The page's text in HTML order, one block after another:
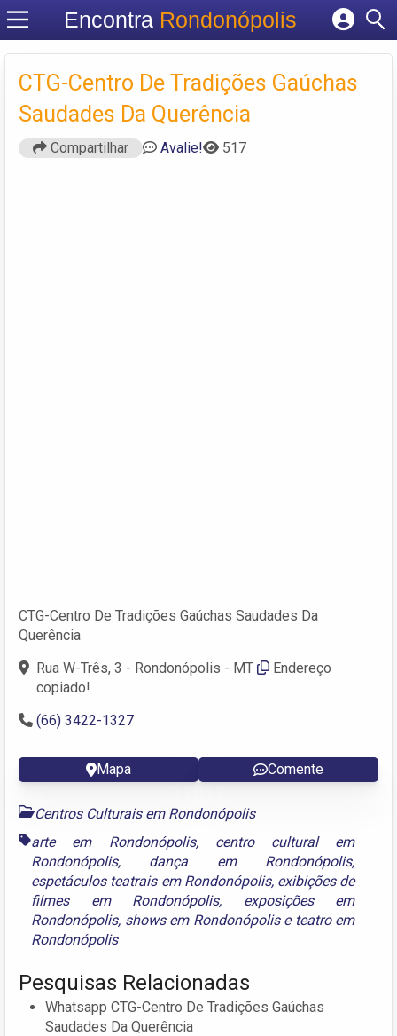
Encontra Rondonópolis
Cadastrar empresa
Fazer login
Criar conta
CTG-Centro De Tradições Gaúchas
Saudades Da Querência
Compartilhar Avalie! 517
CTG-Centro De Tradições Gaúchas Saudades Da
Querência
Rua W-Três, 3 - Rondonópolis - MT
Endereço
copiado!
(66) 3422-1327
Mapa Comente
Centros Culturais em Rondonópolis
arte em Rondonópolis, centro cultural em
Rondonópolis, dança em Rondonópolis,
espetáculos teatrais em Rondonópolis, exibições de
filmes em Rondonópolis, exposições em
Rondonópolis, shows em Rondonópolise teatro em
Rondonópolis
Pesquisas Relacionadas
Whatsapp CTG-Centro De Tradições Gaúchas
Saudades Da Querência